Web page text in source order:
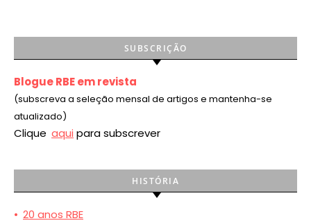
SUBSCRIÇÃO
Blogue RBE em revista
(subscreva a seleção mensal de artigos e mantenha-se
atualizado)
Clique aqui para subscrever
HISTÓRIA
• 20 anos RBE